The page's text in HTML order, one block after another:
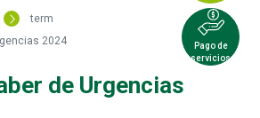
term
2024
de Urgencias
Pago de
servicios